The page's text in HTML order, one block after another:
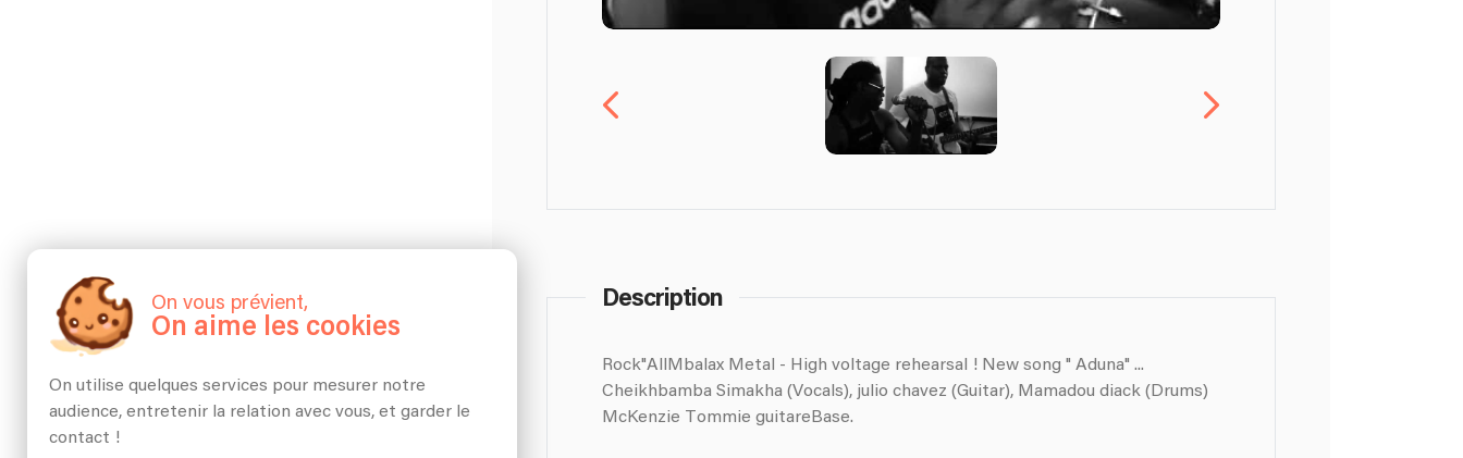
Description
Rock"AllMbalax Metal - High voltage rehearsal ! New song " Aduna" ...
Cheikhbamba Simakha (Vocals), julio chavez (Guitar), Mamadou diack (Drums)
McKenzie Tommie guitareBase.
On vous prévient,
On aime les cookies
On utilise quelques services pour mesurer notre
audience, entretenir la relation avec vous, et garder le
contact !